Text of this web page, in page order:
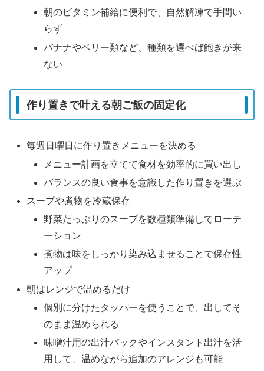
朝のビタミン補給に便利で、自然解凍で手間い
らず
バナナやベリー類など、種類を選べば飽きが来
ない
作り置きで叶える朝ご飯の固定化
毎週日曜日に作り置きメニューを決める
メニュー計画を立てて食材を効率的に買い出し
バランスの良い食事を意識した作り置きを選ぶ
スープや煮物を冷蔵保存
野菜たっぷりのスープを数種類準備してローテ
ーション
煮物は味をしっかり染み込ませることで保存性
アップ
朝はレンジで温めるだけ
個別に分けたタッパーを使うことで、出してそ
のまま温められる
味噌汁用の出汁パックやインスタント出汁を活
用して、温めながら追加のアレンジも可能